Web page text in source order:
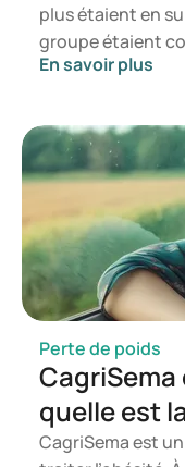
plus étaient en
groupe étaient
de vie sain et
cela ne suffit
peut s’avérer
été développé
type 2, Wegovy
maintien du
également des
maintien du
examinons ces
sur le poids,
leurs effets
En savoir plus
Perte de poids
quelle est
CagriSema est